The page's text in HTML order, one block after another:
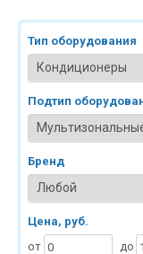
Тип оборудования
Подтип
Бренд
Цена, руб.
от
до